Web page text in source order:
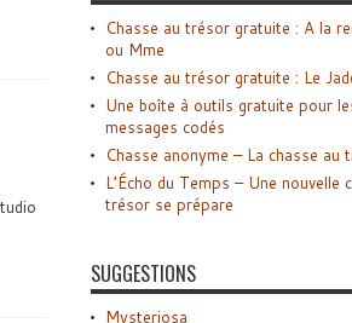
Chasse au trésor gratuite : A la
ou Mme
Chasse au trésor gratuite : Le
Une boîte à outils gratuite pour
messages codés
Chasse anonyme – La chasse au
L’Écho du Temps – Une nouvelle
trésor se prépare
SUGGESTIONS
Mysteriosa